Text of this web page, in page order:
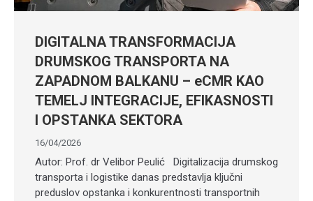
DIGITALNA TRANSFORMACIJA
DRUMSKOG TRANSPORTA NA
ZAPADNOM BALKANU – eCMR KAO
TEMELJ INTEGRACIJE, EFIKASNOSTI
I OPSTANKA SEKTORA
16/04/2026
Autor: Prof. dr Velibor Peulić Digitalizacija drumskog
transporta i logistike danas predstavlja ključni
preduslov opstanka i konkurentnosti transportnih